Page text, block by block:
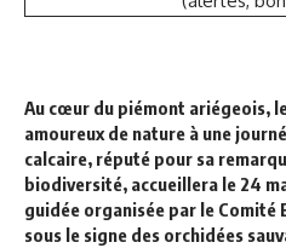
Au cœur du piémont ariégeois,
amoureux de nature à une
calcaire, réputé pour sa
biodiversité, accueillera le 24
guidée organisée par le Comité
sous le signe des orchidées